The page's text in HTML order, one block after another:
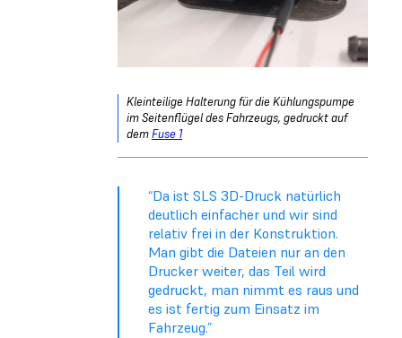
Kleinteilige Halterung für die Kühlungspumpe
im Seitenflügel des Fahrzeugs, gedruckt auf
demFuse 1
“Da ist SLS 3D-Druck natürlich
deutlich einfacher und wir sind
relativ frei in der Konstruktion.
Man gibt die Dateien nur an den
Drucker weiter, das Teil wird
gedruckt, man nimmt es raus und
es ist fertig zum Einsatz im
Fahrzeug.”